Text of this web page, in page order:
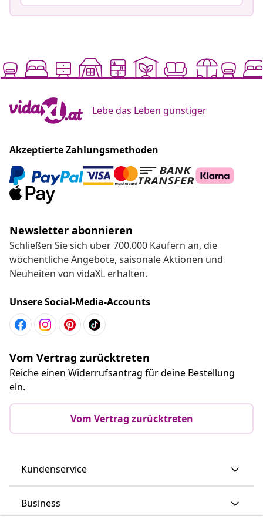
Lebe das Leben günstiger
Akzeptierte Zahlungsmethoden
Newsletter abonnieren
Schließen Sie sich über 700.000 Käufern an, die
wöchentliche Angebote, saisonale Aktionen und
Neuheiten von vidaXL erhalten.
Unsere Social-Media-Accounts
Vom Vertrag zurücktreten
Reiche einen Widerrufsantrag für deine Bestellung
ein.
Vom Vertrag zurücktreten
Kundenservice
Business